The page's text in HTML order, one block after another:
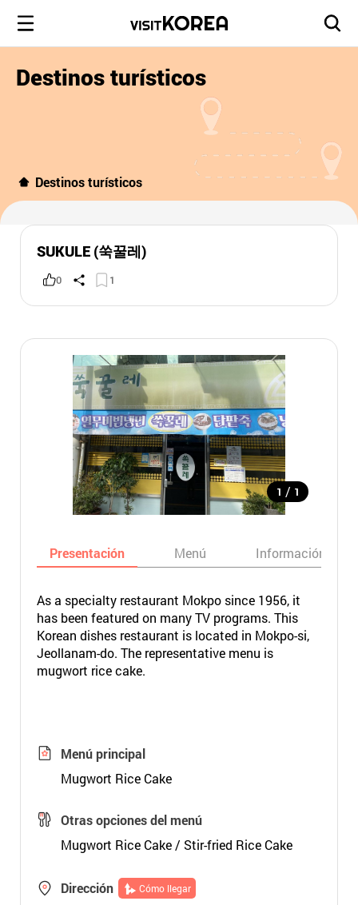
Destinos turísticos
Destinos turísticos
SUKULE (쑥꿀레)
0 1
1 / 1
Presentación Menú Información
As a specialty restaurant Mokpo since 1956, it
has been featured on many TV programs. This
Korean dishes restaurant is located in Mokpo-si,
Jeollanam-do. The representative menu is
mugwort rice cake.
Menú principal
Mugwort Rice Cake
Otras opciones del menú
Mugwort Rice Cake / Stir-fried Rice Cake
Dirección Cómo llegar